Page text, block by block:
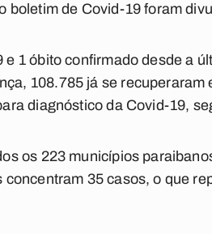
boletim de Covid-19 foram
1 óbito confirmado desde a
108.785 já se recuperaram
diagnóstico da Covid-19,
os 223 municípios
35 casos, o que